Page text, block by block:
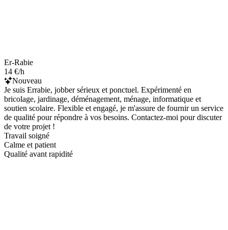
Er-Rabie
14 €/h
Nouveau
Je suis Errabie, jobber sérieux et ponctuel. Expérimenté en
bricolage, jardinage, déménagement, ménage, informatique et
soutien scolaire. Flexible et engagé, je m'assure de fournir un service
de qualité pour répondre à vos besoins. Contactez-moi pour discuter
de votre projet !
Travail soigné
Calme et patient
Qualité avant rapidité